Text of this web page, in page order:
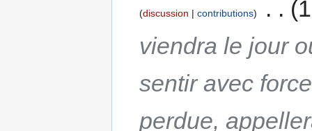
discussion contributions
viendra le jour
sentir avec
perdue,